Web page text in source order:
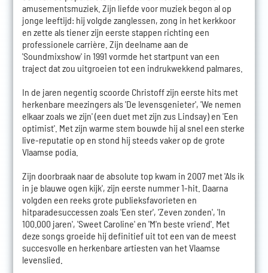
amusementsmuziek. Zijn liefde voor muziek begon al op
jonge leeftijd: hij volgde zanglessen, zong in het kerkkoor
en zette als tiener zijn eerste stappen richting een
professionele carrière. Zijn deelname aan de
'Soundmixshow' in 1991 vormde het startpunt van een
traject dat zou uitgroeien tot een indrukwekkend palmares.
In de jaren negentig scoorde Christoff zijn eerste hits met
herkenbare meezingers als 'De levensgenieter', 'We nemen
elkaar zoals we zijn' (een duet met zijn zus Lindsay) en 'Een
optimist'. Met zijn warme stem bouwde hij al snel een sterke
live-reputatie op en stond hij steeds vaker op de grote
Vlaamse podia.
Zijn doorbraak naar de absolute top kwam in 2007 met 'Als ik
in je blauwe ogen kijk', zijn eerste nummer 1-hit. Daarna
volgden een reeks grote publieksfavorieten en
hitparadesuccessen zoals 'Een ster', 'Zeven zonden', 'In
100.000 jaren', 'Sweet Caroline' en 'M'n beste vriend'. Met
deze songs groeide hij definitief uit tot een van de meest
succesvolle en herkenbare artiesten van het Vlaamse
levenslied.